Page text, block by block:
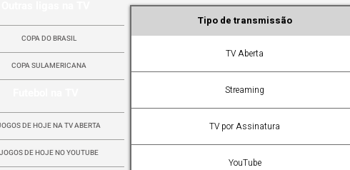
COPA DO BRASIL
COPA SULAMERICANA
DE HOJE NA TV ABERTA
JOGOS DE HOJE NO YOUTUBE
Tipo de transmissão
TV Aberta
Streaming
TV por Assinatura
YouTube